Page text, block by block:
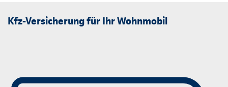
Kfz-Versicherung für Ihr Wohnmobil